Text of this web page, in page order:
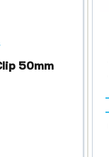
50mm